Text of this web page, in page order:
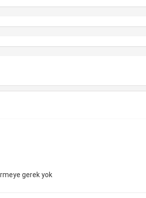
gerek yok